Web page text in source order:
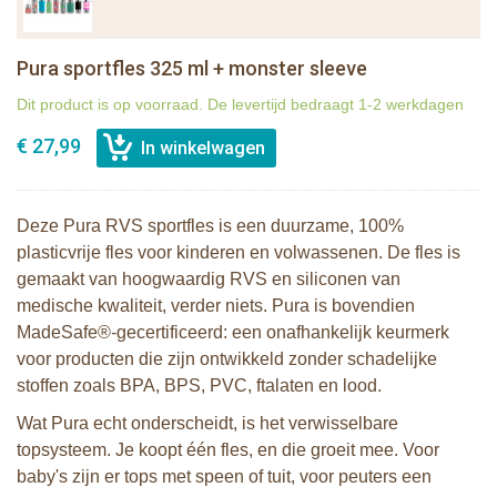
Pura sportfles 325 ml + monster sleeve
Dit product is op voorraad. De levertijd bedraagt 1-2 werkdagen
€ 27,99
Deze Pura RVS sportfles is een duurzame, 100%
plasticvrije fles voor kinderen en volwassenen. De fles is
gemaakt van hoogwaardig RVS en siliconen van
medische kwaliteit, verder niets. Pura is bovendien
MadeSafe®-gecertificeerd: een onafhankelijk keurmerk
voor producten die zijn ontwikkeld zonder schadelijke
stoffen zoals BPA, BPS, PVC, ftalaten en lood.
Wat Pura echt onderscheidt, is het verwisselbare
topsysteem. Je koopt één fles, en die groeit mee. Voor
baby's zijn er tops met speen of tuit, voor peuters een